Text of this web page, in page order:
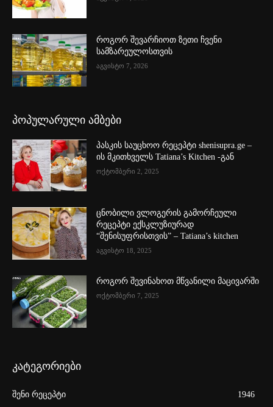
როგორ შევარჩიოთ ზეთი ჩვენი
სამზარეულოსთვის
აგვისტო 7, 2026
პოპულარული ამბები
პასკის საუცხოო რეცეპტი shenisupra.ge –
ის მკითხველს Tatiana’s Kitchen -გან
ოქტომბერი 2, 2025
ცნობილი ვლოგერის გამორჩეული
რეცეპტი ექსკლუზიურად
“შენისუფრისთვის” – Tatiana’s kitchen
აგვისტო 18, 2025
როგორ შევინახოთ მწვანილი მაცივარში
ოქტომბერი 7, 2025
კატეგორიები
შენი რეცეპტი
1946